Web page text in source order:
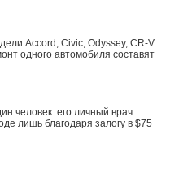
Accord, Civic, Odyssey, CR-V
одного автомобиля составят
человек: его личный врач
лишь благодаря залогу в $75